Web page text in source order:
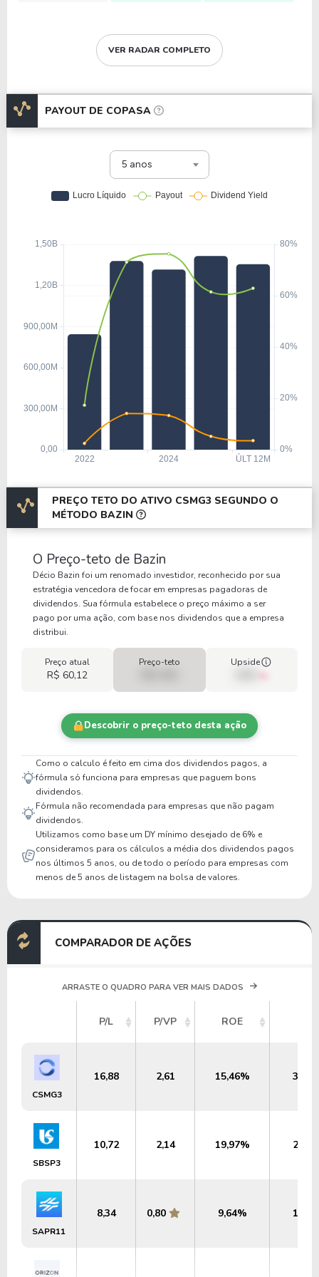
VER RADAR COMPLETO
PAYOUT DE COPASA
5 anos
PREÇO TETO DO ATIVO CSMG3 SEGUNDO O
MÉTODO BAZIN
O Preço-teto de Bazin
Décio Bazin foi um renomado investidor, reconhecido por sua
estratégia vencedora de focar em empresas pagadoras de
dividendos. Sua fórmula estabelece o preço máximo a ser
pago por uma ação, com base nos dividendos que a empresa
distribui.
Preço atual
R$ 60,12
Preço-teto Upside
Descobrir o preço-teto desta ação
Como o calculo é feito em cima dos dividendos pagos, a
fórmula só funciona para empresas que paguem bons
dividendos.
Fórmula não recomendada para empresas que não pagam
dividendos.
Utilizamos como base um DY mínimo desejado de 6% e
consideramos para os cálculos a média dos dividendos pagos
nos últimos 5 anos, ou de todo o período para empresas com
menos de 5 anos de listagem na bolsa de valores.
COMPARADOR DE AÇÕES
ARRASTE O QUADRO PARA VER MAIS DADOS
P/L P/VP ROE
CSMG3
16,88 2,61 15,46%
SBSP3
10,72 2,14 19,97%
SAPR11
8,34 0,80 9,64%